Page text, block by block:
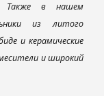
Также в нашем
из литого
и керамические
и широкий